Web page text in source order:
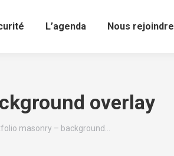
L’agenda Nous rejoindre
overlay
masonry – background…